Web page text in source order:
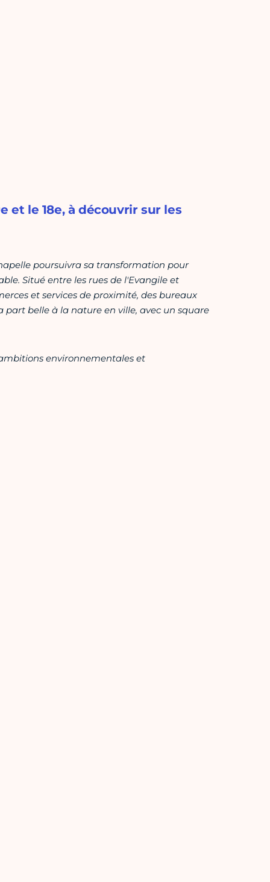
et le 18e, à découvrir sur les
poursuivra sa transformation pour
Situé entre les rues de l'Evangile et
et services de proximité, des bureaux
part belle à la nature en ville, avec un square
environnementales et